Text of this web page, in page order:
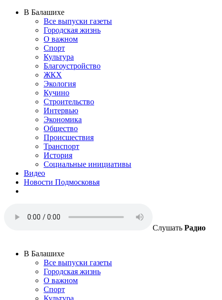
В Балашихе
Все выпуски газеты
Городская жизнь
О важном
Спорт
Культура
Благоустройство
ЖКХ
Экология
Кучино
Строительство
Интервью
Экономика
Общество
Происшествия
Транспорт
История
Социальные инициативы
Видео
Новости Подмосковья
Слушать Радио
В Балашихе
Все выпуски газеты
Городская жизнь
О важном
Спорт
Культура